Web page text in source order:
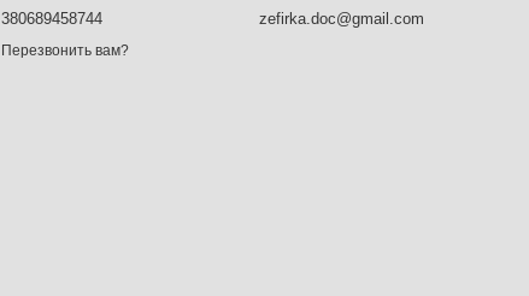
380689458744
Перезвонить вам?
zefirka.doc@gmail.com